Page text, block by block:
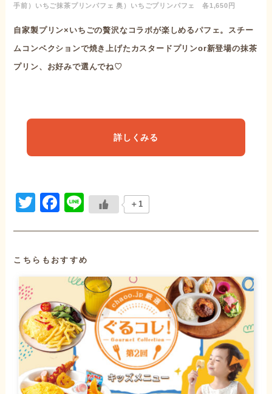
手前）いちご抹茶プリンパフェ 奥）いちごプリンパフェ 各1,650円
自家製プリン×いちごの贅沢なコラボが楽しめるパフェ。スチー
ムコンベクションで焼き上げたカスタードプリンor新登場の抹茶
プリン、お好みで選んでね♡
詳しくみる
Twitter
Facebook
Line ＋1
こちらもおすすめ